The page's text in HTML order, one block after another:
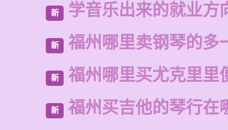
新 学音乐出来的就业方
新 福州哪里卖钢琴的多
新 福州哪里买尤克里里
新 福州买吉他的琴行在